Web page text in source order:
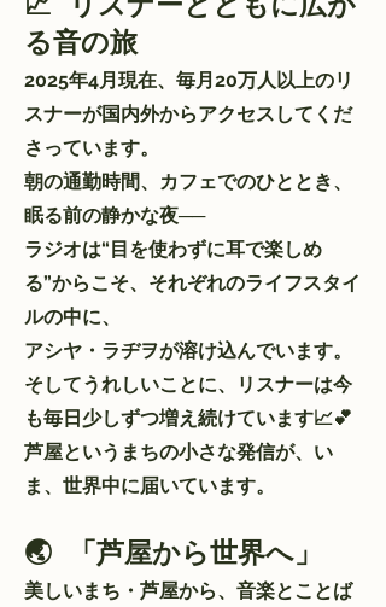
📈 リスナーとともに広が
る音の旅
2025年4月現在、毎月20万人以上のリ
スナーが国内外からアクセスしてくだ
さっています。
朝の通勤時間、カフェでのひととき、
眠る前の静かな夜──
ラジオは“目を使わずに耳で楽しめ
る”からこそ、それぞれのライフスタイ
ルの中に、
アシヤ・ラヂヲが溶け込んでいます。
そしてうれしいことに、リスナーは今
も毎日少しずつ増え続けています📈💕
芦屋というまちの小さな発信が、い
ま、世界中に届いています。
🌏 「芦屋から世界へ」
美しいまち・芦屋から、音楽とことば